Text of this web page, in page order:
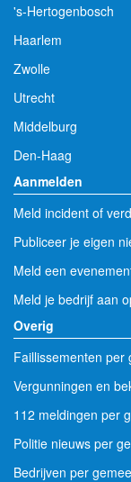
's-Hertogenbosch
Haarlem
Zwolle
Utrecht
Middelburg
Den-Haag
Aanmelden
Meld incident of
Publiceer je eigen
Meld een
Meld je bedrijf aan
Overig
Faillissementen per
Vergunningen en
112 meldingen per
Politie nieuws per
Bedrijven per